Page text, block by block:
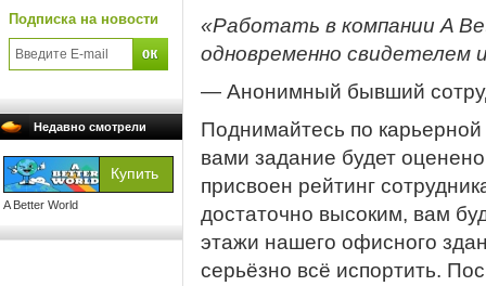
Подписка на новости
Недавно смотрели
A Better World
«Работать в компании A
одновременно свидетелем
— Анонимный бывший
Поднимайтесь по
вами задание будет
присвоен рейтинг
достаточно высоким, вам
этажи нашего офисного
серьёзно всё испортить.